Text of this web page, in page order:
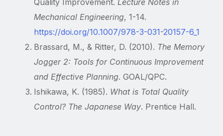
Quality Improvement. Lecture Notes in
Mechanical Engineering, 1-14.
https://doi.org/10.1007/978-3-031-20157-6_1
Brassard, M., & Ritter, D. (2010). The Memory
Jogger 2: Tools for Continuous Improvement
and Effective Planning. GOAL/QPC.
Ishikawa, K. (1985). What is Total Quality
Control? The Japanese Way. Prentice Hall.